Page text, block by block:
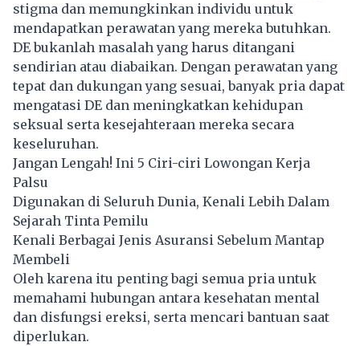
stigma dan memungkinkan individu untuk
mendapatkan perawatan yang mereka butuhkan.
DE bukanlah masalah yang harus ditangani
sendirian atau diabaikan. Dengan perawatan yang
tepat dan dukungan yang sesuai, banyak pria dapat
mengatasi DE dan meningkatkan kehidupan
seksual serta kesejahteraan mereka secara
keseluruhan.
Jangan Lengah! Ini 5 Ciri-ciri Lowongan Kerja
Palsu
Digunakan di Seluruh Dunia, Kenali Lebih Dalam
Sejarah Tinta Pemilu
Kenali Berbagai Jenis Asuransi Sebelum Mantap
Membeli
Oleh karena itu penting bagi semua pria untuk
memahami hubungan antara kesehatan mental
dan disfungsi ereksi, serta mencari bantuan saat
diperlukan.